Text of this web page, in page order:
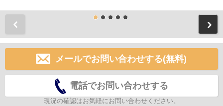
メールでお問い合わせする(無料)
電話でお問い合わせする
現況の確認はお気軽にお問い合わせください。